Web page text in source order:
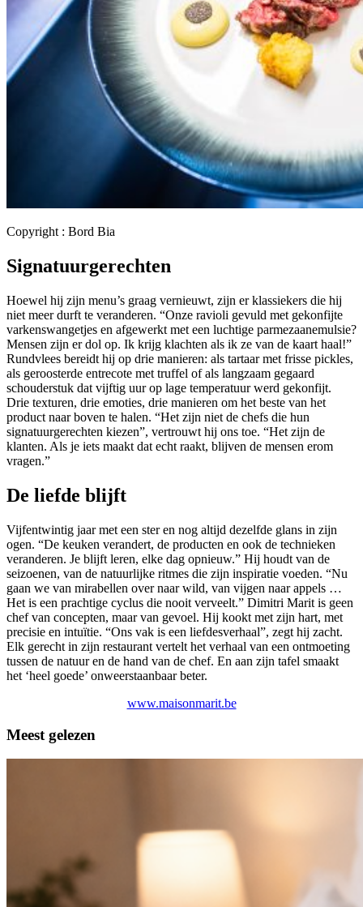
Copyright : Bord Bia
Signatuurgerechten
Hoewel hij zijn menu’s graag vernieuwt, zijn er klassiekers die hij
niet meer durft te veranderen. “Onze ravioli gevuld met gekonfijte
varkenswangetjes en afgewerkt met een luchtige parmezaanemulsie?
Mensen zijn er dol op. Ik krijg klachten als ik ze van de kaart haal!”
Rundvlees bereidt hij op drie manieren: als tartaar met frisse pickles,
als geroosterde entrecote met truffel of als langzaam gegaard
schouderstuk dat vijftig uur op lage temperatuur werd gekonfijt.
Drie texturen, drie emoties, drie manieren om het beste van het
product naar boven te halen. “Het zijn niet de chefs die hun
signatuurgerechten kiezen”, vertrouwt hij ons toe. “Het zijn de
klanten. Als je iets maakt dat echt raakt, blijven de mensen erom
vragen.”
De liefde blijft
Vijfentwintig jaar met een ster en nog altijd dezelfde glans in zijn
ogen. “De keuken verandert, de producten en ook de technieken
veranderen. Je blijft leren, elke dag opnieuw.” Hij houdt van de
seizoenen, van de natuurlijke ritmes die zijn inspiratie voeden. “Nu
gaan we van mirabellen over naar wild, van vijgen naar appels …
Het is een prachtige cyclus die nooit verveelt.” Dimitri Marit is geen
chef van concepten, maar van gevoel. Hij kookt met zijn hart, met
precisie en intuïtie. “Ons vak is een liefdesverhaal”, zegt hij zacht.
Elk gerecht in zijn restaurant vertelt het verhaal van een ontmoeting
tussen de natuur en de hand van de chef. En aan zijn tafel smaakt
het ‘heel goede’ onweerstaanbaar beter.
www.maisonmarit.be
Meest gelezen